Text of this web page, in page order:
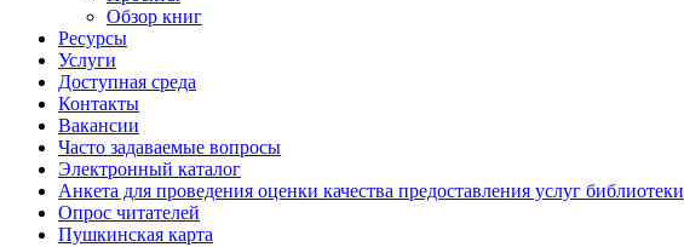
Обзор книг
Ресурсы
Услуги
Доступная среда
Контакты
Вакансии
Часто задаваемые вопросы
Электронный каталог
Анкета для проведения оценки качества предоставления услуг библиотеки
Опрос читателей
Пушкинская карта